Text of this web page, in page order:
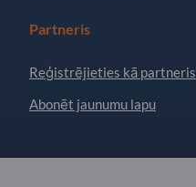
Partneris
Reģistrējieties kā partneris
Abonēt jaunumu lapu